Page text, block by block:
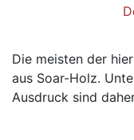
Die meisten der
aus Soar-Holz.
Ausdruck sind